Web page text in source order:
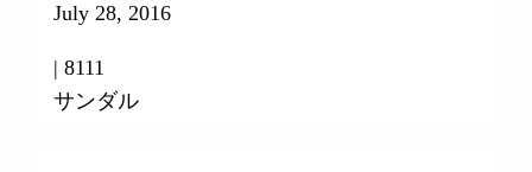
July 28, 2016
|8111
サンダル